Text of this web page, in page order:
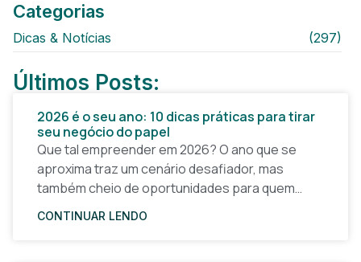
Categorias
Dicas & Notícias (297)
Últimos Posts:
2026 é o seu ano: 10 dicas práticas para tirar
seu negócio do papel
Que tal empreender em 2026? O ano que se
aproxima traz um cenário desafiador, mas
também cheio de oportunidades para quem
quer tirar uma ideia do papel e construir um
CONTINUAR LENDO